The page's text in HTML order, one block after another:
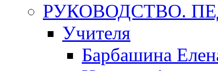
РУКОВОДСТВО.
Учителя
Барбашина